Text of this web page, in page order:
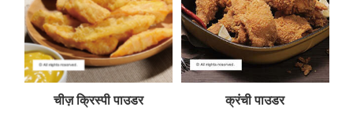
चीज़ क्रिस्पी पाउडर क्रंची पाउडर